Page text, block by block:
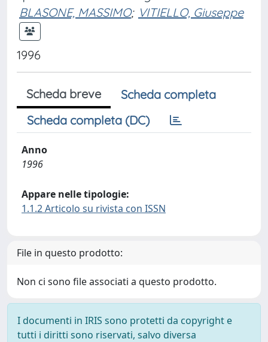
BLASONE, MASSIMO; VITIELLO, Giuseppe
1996
Scheda breve
Scheda completa
Scheda completa (DC)
Anno
1996
Appare nelle tipologie:
1.1.2 Articolo su rivista con ISSN
File in questo prodotto:
Non ci sono file associati a questo prodotto.
I documenti in IRIS sono protetti da copyright e
tutti i diritti sono riservati, salvo diversa